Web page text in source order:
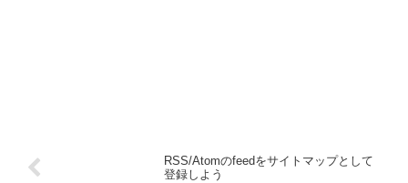
RSS/Atomのfeedをサイトマップとして
登録しよう